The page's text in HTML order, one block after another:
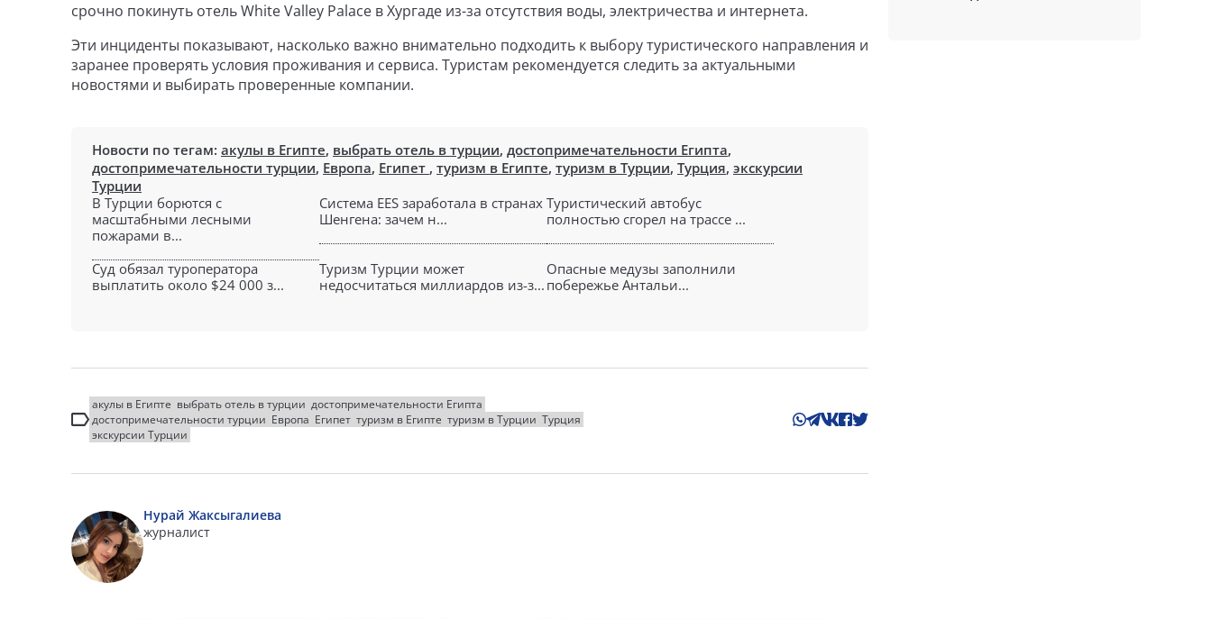
срочно покинуть отель White Valley Palace в Хургаде из-за отсутствия воды, электричества и интернета.
Эти инциденты показывают, насколько важно внимательно подходить к выбору туристического направления и
заранее проверять условия проживания и сервиса. Туристам рекомендуется следить за актуальными
новостями и выбирать проверенные компании.
Новости по тегам: акулы в Египте, выбрать отель в турции, достопримечательности Египта,
достопримечательности турции, Европа, Египет , туризм в Египте, туризм в Турции, Турция, экскурсии
Турции
В Турции борются с
масштабными лесными
пожарами в...
Система EES заработала в странах
Шенгена: зачем н...
Туристический автобус
полностью сгорел на трассе ...
Суд обязал туроператора
выплатить около $24 000 з...
Туризм Турции может
недосчитаться миллиардов из-з...
Опасные медузы заполнили
побережье Антальи...
акулы в Египте выбрать отель в турции достопримечательности Египта
достопримечательности турции Европа Египет туризм в Египте туризм в Турции Турция
экскурсии Турции
Нурай Жаксыгалиева
журналист